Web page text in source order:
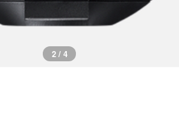
2 / 4